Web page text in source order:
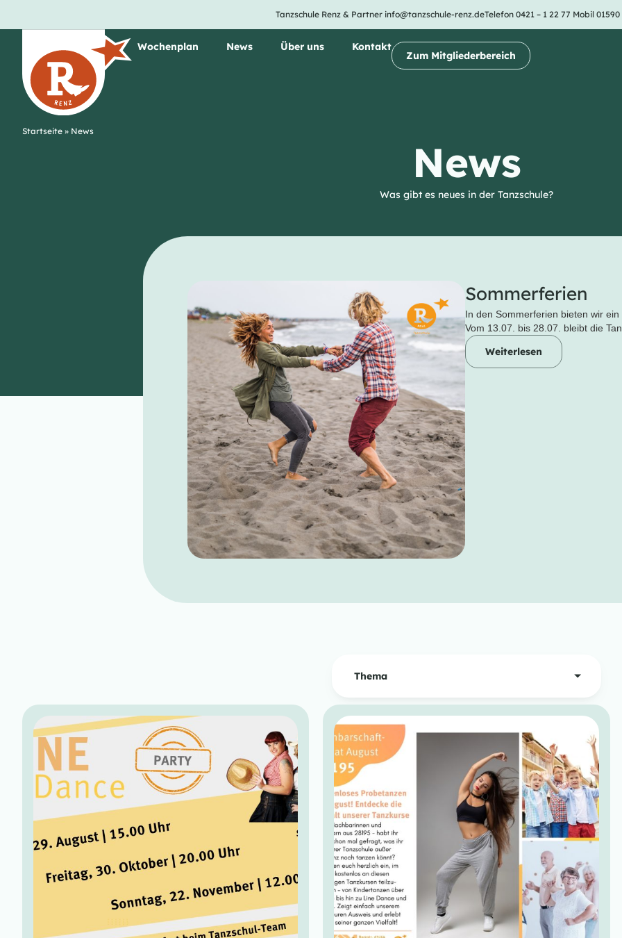
Tanzschule Renz & Partnerinfo@tanzschule-renz.deTelefon 0421 – 1 22 77 Mobil 01590
Unsere Tanzkurse Wochenplan News Über uns Kontakt
Zum Mitgliederbereich
Startseite » News
News
Was gibt es neues in der Tanzschule?
Sommerferien
In den Sommerferien bieten wir
Vom 13.07. bis 28.07. bleibt die
Weiterlesen
Thema